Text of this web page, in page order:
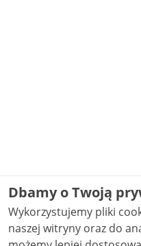
Dbamy o Twoją
Wykorzystujemy pliki
naszej witryny oraz do